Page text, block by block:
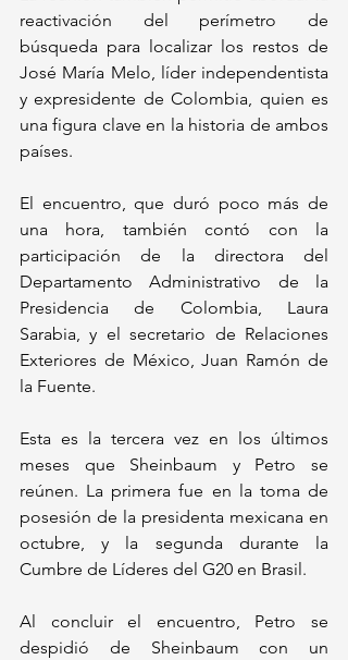
reactivación del perímetro de
búsqueda para localizar los restos de
José María Melo, líder independentista
y expresidente de Colombia, quien es
una figura clave en la historia de ambos
países.
El encuentro, que duró poco más de
una hora, también contó con la
participación de la directora del
Departamento Administrativo de la
Presidencia de Colombia, Laura
Sarabia, y el secretario de Relaciones
Exteriores de México, Juan Ramón de
la Fuente.
Esta es la tercera vez en los últimos
meses que Sheinbaum y Petro se
reúnen. La primera fue en la toma de
posesión de la presidenta mexicana en
octubre, y la segunda durante la
Cumbre de Líderes del G20 en Brasil.
Al concluir el encuentro, Petro se
despidió de Sheinbaum con un